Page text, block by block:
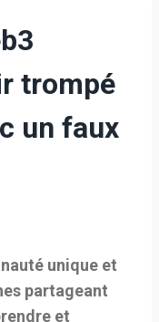
trompé
un faux
unique et
partageant
et